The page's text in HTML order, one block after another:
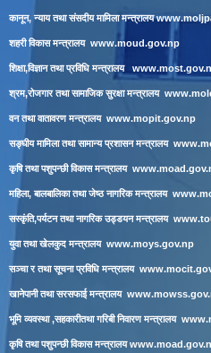
कानून, न्याय तथा संसदीय मामिला मन्त्रालय
शहरी विकास मन्त्रालय www.moud.gov.np
शिक्षा,विज्ञान तथा प्रविधि मन्त्रालय
श्रम,रोजगार तथा सामाजिक सुरक्षा मन्त्रालय
वन तथा वातावरण मन्त्रालय www.mopit.gov.np
सङ्घीय मामिला तथा सामान्य प्रशासन मन्त्रालय
कृषि तथा पशुपन्छी विकास मन्त्रालय
महिला, बालबालिका तथा जेष्ठ नागरिक मन्त्रालय
सस्कृंति,पर्यटन तथा नागरिक उड्डयन मन्त्रालय
युवा तथा खेलकुद मन्त्रालय www.moys.gov.np
सञ्चा र तथा सूचना प्रविधि मन्त्रालय
खानेपानी तथा सरसफाई मन्त्रालय
भूमि व्यवस्था ,सहकारीतथा गरिबी निवारण मन्त्रालय
कृषि तथा पशुपन्छी विकास मन्त्रालय